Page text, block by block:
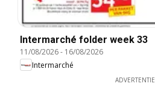
Intermarché folder week 33
11/08/2026- 16/08/2026
Intermarché
ADVERTENTIE